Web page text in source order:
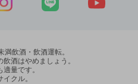
満飲酒・飲酒運転。
酒はやめましょう。
量です。
クル。